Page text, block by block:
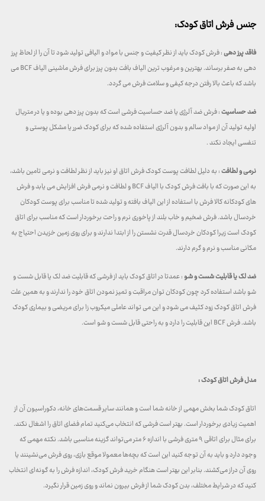
جنس فرش اتاق کودک:
فاقد پرز دهی: فرش کودک باید از نظر کیفیت و جنس با مواد و الیافی تولید شود تا آن را از لحاظ پرز
دهی به صفر برساند. بهترین و مرغوب ترین الیاف بافت بدون پرز برای فرش ماشینی الیاف BCF می
باشد که باعث بالا رفتن درجه کیفی و سلامت فرش می گردد.
ضد حساسیت: فرش ضد آلرژی یا ضد حساسیت فرشی است که بدون پرز دهی بوده و یا در متریال
اولیه تولید آن از مواد سالم و بدون آلرژی استفاده شده که برای کودک ضرر یا مشکل پوستی و
تنفسی ایجاد نکند .
نرمی و لطافت: به دلیل لطافت پوست کودک فرش اتاق او نیز باید از نظر لطافت و نرمی تامین باشد،
به این صورت که با بافت فرش کودک با الیاف BCF و لطافت و نرمی فرش افزایش می یابد و فرش
های کودکانه کالا فرش با استفاده از این الیاف بافته و تولید شده تا مناسب برای پوست کودکان
خردسال باشد. فرش ضخیم و خاب بلند از پاخوری نرم و راحت برخوردار است که مناسب برای اتاق
کودک است زیرا کودکان خردسال قدرت نشستن را از ابتدا ندارند و برای روی زمین خزیدن احتیاج به
مکانی مناسب و نرم و گرم دارند.
ضد لک یا قابلیت شست و شو: عمدتا در اتاق کودک باید از فرشی که قابلیت ضد لک یا قابل شست و
شو باشد استفاده کرد چون کودکان توان مراقبت و تمیز نمودن اتاق خود را ندارند و به همین علت
فرش اتاق کودک زود کثیف می شود و این می تواند عاملی میکروب زا برای مریضی و بیماری کودک
باشد. فرش BCF این قابلیت را دارد و به راحتی قابل شست و شو است.
مدل فرش اتاق کودک :
اتاق کودک شما بخش مهمی از خانه شما است و همانند سایر قسمت‌های خانه، دکوراسیون آن از
اهمیت زیادی برخوردار است. بهتر است فرشی که انتخاب می‌کنید تمام فضای اتاق را اشغال نکند.
برای مثال برای اتاقی ۹ متری فرشی با اندازه ۶ متر می‌تواند گزینه مناسبی باشد. نکته مهمی که
وجود دارد و باید به آن توجه کنید این است که بچه‌ها معمولا موقع بازی، روی فرش می‌نشینند یا
روی آن دراز می‌کشند. بنابر این بهتر است هنگام خرید فرش کودک، اندازه فرش را به گونه‌ای انتخاب
کنید که در شرایط مختلف، بدن کودک شما از فرش بیرون نماند و روی زمین قرار نگیرد.